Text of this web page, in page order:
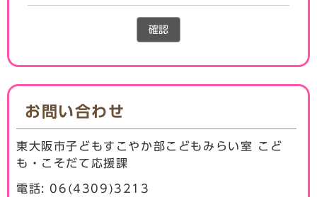
確認
お問い合わせ
東大阪市子どもすこやか部こどもみらい室 こど
も・こそだて応援課
電話: 06(4309)3213